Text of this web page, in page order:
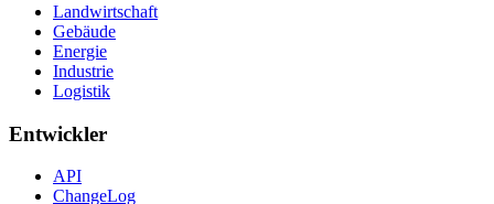
Landwirtschaft
Gebäude
Energie
Industrie
Logistik
Entwickler
API
ChangeLog